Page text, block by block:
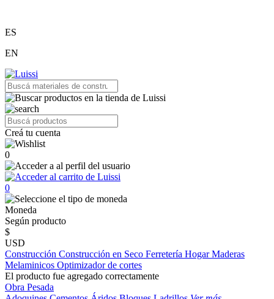
ES
EN
Creá tu cuenta
0
0
Moneda
Según producto
$
USD
Construcción Construcción en Seco Ferretería HogarMaderas
Melaminicos Optimizador de cortes
El producto fue agregado correctamente
Obra Pesada